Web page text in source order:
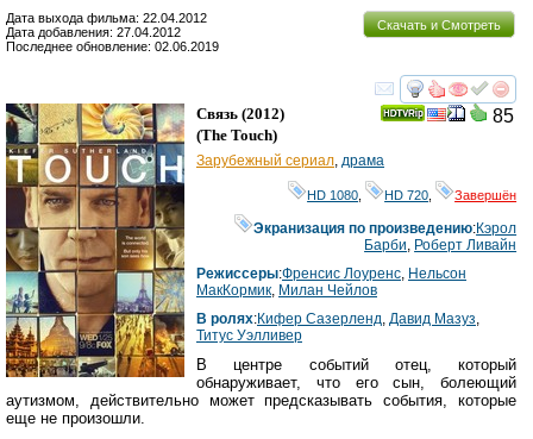
Скачать и Смотреть
Дата выхода фильма: 22.04.2012
Дата добавления: 27.04.2012
Последнее обновление: 02.06.2019
смотреть
85
Связь (2012)
(The Touch)
Зарубежный сериал, драма
HD 1080 HD 720 Завершён
Экранизация по произведению:Кэрол
Барби, Роберт Ливайн
Режиссеры:Френсис Лоуренс, Нельсон
МакКормик, Милан Чейлов
В ролях:Кифер Сазерленд, Давид Мазуз,
Титус Уэлливер
В центре событий отец, который
обнаруживает, что его сын, болеющий
аутизмом, действительно может предсказывать события, которые
еще не произошли.